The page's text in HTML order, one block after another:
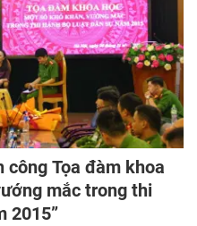
Tọa đàm khoa
mắc trong thi
2015”